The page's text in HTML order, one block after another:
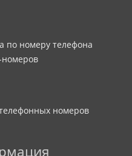
по номеру телефона
номеров
номеров